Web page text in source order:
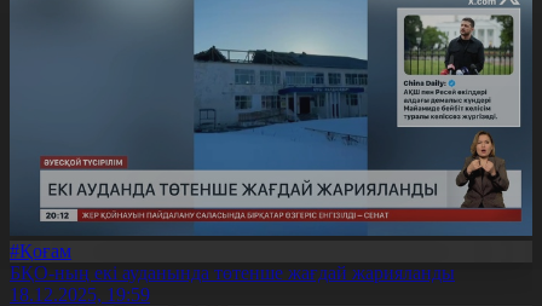
#Қоғам
БҚО-ның екі ауданында төтенше жағдай жарияланды
18.12.2025, 19:59